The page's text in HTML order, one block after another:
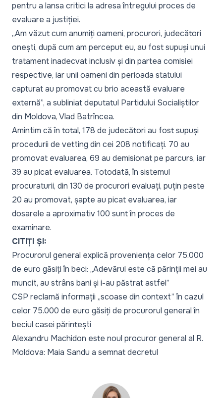
pentru a lansa critici la adresa întregului proces de
evaluare a justiției.
„Am văzut cum anumiți oameni, procurori, judecători
onești, după cum am perceput eu, au fost supuși unui
tratament inadecvat inclusiv și din partea comisiei
respective, iar unii oameni din perioada statului
capturat au promovat cu brio această evaluare
externă”, a subliniat deputatul Partidului Socialiștilor
din Moldova, Vlad Batrîncea.
Amintim că în total, 178 de judecători au fost supuși
procedurii de vetting din cei 208 notificați. 70 au
promovat evaluarea, 69 au demisionat pe parcurs, iar
39 au picat evaluarea. Totodată, în sistemul
procuraturii, din 130 de procurori evaluați, puțin peste
20 au promovat, șapte au picat evaluarea, iar
dosarele a aproximativ 100 sunt în proces de
examinare.
CITIȚI ȘI:
Procurorul general explică proveniența celor 75.000
de euro găsiți în beci: „Adevărul este că părinții mei au
muncit, au strâns bani și i-au păstrat astfel”
CSP reclamă informații „scoase din context” în cazul
celor 75.000 de euro găsiți de procurorul general în
beciul casei părintești
Alexandru Machidon este noul procuror general al R.
Moldova: Maia Sandu a semnat decretul